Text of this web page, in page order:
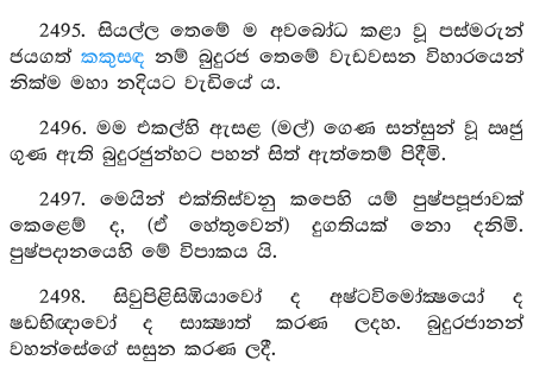
2495. සියල්ල තෙමේ ම අවබෝධ කළා වූ පස්මරුන්
ජයගත් කකුසඳ නම් බුදුරජ තෙමේ වැඩවසන විහාරයෙන්
නික්ම මහා නදියට වැඩියේ ය.
2496. මම එකල්හි ඇසළ (මල්) ගෙණ සන්සුන් වූ ඍජු
ගුණ ඇති බුදුරජුන්හට පහන් සිත් ඇත්තෙම් පිදීමි.
2497. මෙයින් එක්තිස්වනු කපෙහි යම් පුෂ්පපූජාවක්
කෙළෙම් ද, (ඒ හේතුවෙන්) දුගතියක් නො දනිමි.
පුෂ්පදානයෙහි මේ විපාකය යි.
2498. සිවුපිළිසිඹියාවෝ ද අෂ්ටවිමෝක්‍ෂයෝ ද
ෂඩභිඥාවෝ ද සාක්‍ෂාත් කරණ ලදහ. බුදුරජානන්
වහන්සේගේ සසුන කරණ ලදී.